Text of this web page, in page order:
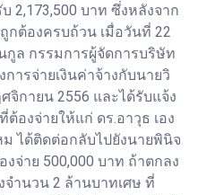
2,173,500 บาท ซึ่งหลังจาก
กต้องครบถ้วน เมื่อวันที่ 22
ล กรรมการผู้จัดการบริษัท
ารจ่ายเงินค่าจ้างกับนายวิ
กายน 2556 และได้รับแจ้ง
ต้องจ่ายให้แก่ ดร.อาวุธ เอง
ได้ติดต่อกลับไปยังนายพินิจ
งจ่าย 500,000 บาท ถ้าตกลง
ำนวน 2 ล้านบาทเศษ ที่